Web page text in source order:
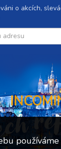
o akcích,
používáme